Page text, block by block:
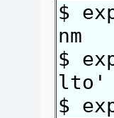
$
nm
$
lto'
$